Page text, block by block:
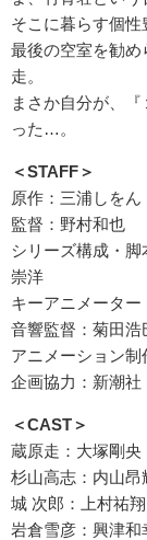
そこに暮らす個性
最後の空室を勧め
走。
まさか自分が、
った…。
＜STAFF＞
原作：三浦しをん
監督：野村和也
シリーズ構成・
崇洋
キーアニメータ
音響監督：菊田
アニメーション制
企画協力：新潮社
＜CAST＞
蔵原走：大塚剛
杉山高志：内山
城 次郎：上村祐翔
岩倉雪彦：興津